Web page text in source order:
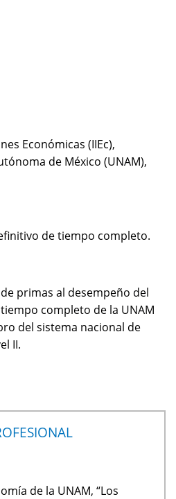
Económicas (IIEc),
de México (UNAM),
de tiempo completo.
primas al desempeño del
completo de la UNAM
del sistema nacional de
II.
de la UNAM, “Los